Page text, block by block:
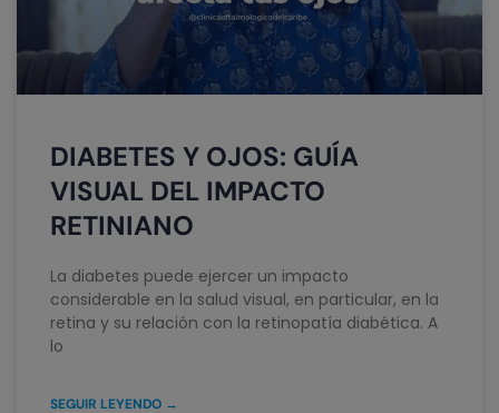
DIABETES Y OJOS: GUÍA
VISUAL DEL IMPACTO
RETINIANO
La diabetes puede ejercer un impacto
considerable en la salud visual, en particular, en la
retina y su relación con la retinopatía diabética. A
lo
SEGUIR LEYENDO →